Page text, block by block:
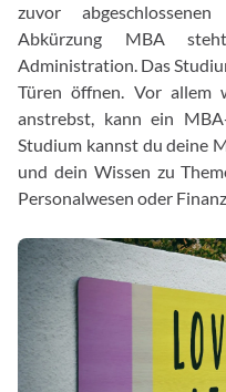
zuvor
Abkürzung MBA
Administration. Das
Türen öffnen. Vor allem
anstrebst, kann ein
Studium kannst du deine
und dein Wissen zu
Personalwesen oder